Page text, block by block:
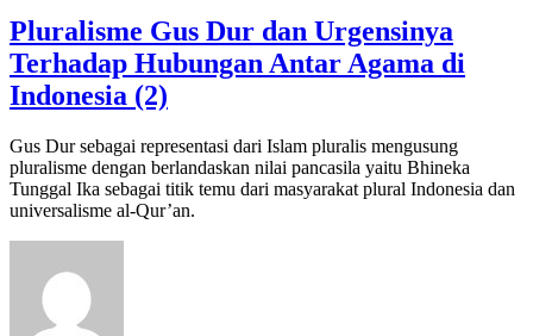
Pluralisme Gus Dur dan Urgensinya
Terhadap Hubungan Antar Agama di
Indonesia (2)
Gus Dur sebagai representasi dari Islam pluralis mengusung
pluralisme dengan berlandaskan nilai pancasila yaitu Bhineka
Tunggal Ika sebagai titik temu dari masyarakat plural Indonesia dan
universalisme al-Qur’an.